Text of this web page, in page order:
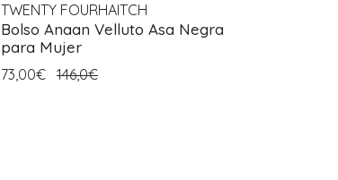
TWENTY FOURHAITCH
Bolso Anaan Velluto Asa Negra
para Mujer
73,00€ 146,0€